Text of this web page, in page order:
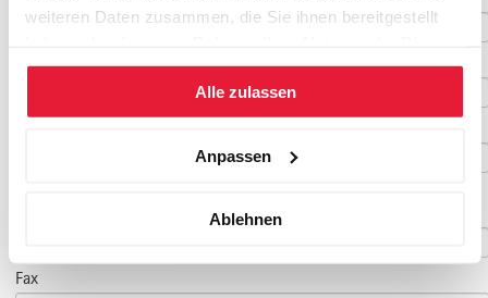
weiteren Daten zusammen, die Sie ihnen bereitgestellt
gesammelt haben.
Alle zulassen
Anpassen
Ablehnen
E-Mail*
Fax